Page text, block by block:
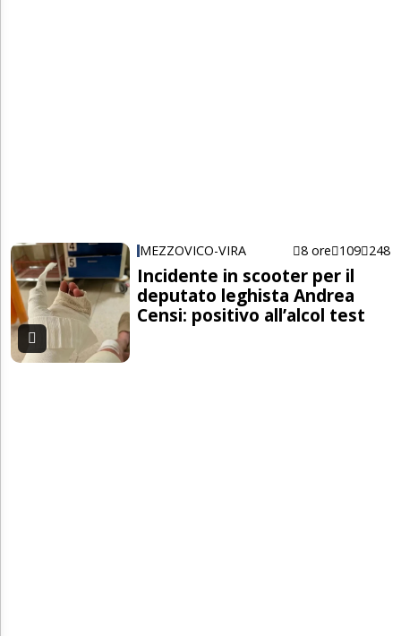
MEZZOVICO-VIRA 8 ore 109 248
Incidente in scooter per il
deputato leghista Andrea
Censi: positivo all’alcol test